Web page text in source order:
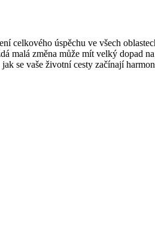
celkového úspěchu ve všech
malá změna může mít velký dopad
se vaše životní cesty začínají